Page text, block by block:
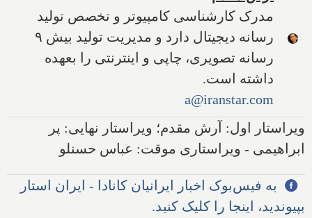
مدرک کارشناسی کامپیوتر و تخصص تولید
رسانه دیجیتال دارد و مدیریت تولید بیش ۹
رسانه تصویری، چاپی و اینترنتی را بعهده
داشته است.
a@iranstar.com
ویراستار اول: آرش مقدم؛ ویراستار نهایی: پر
ابراهیمی - ویراستاری موقت: عباس حسنلو
به فیس‌بوک اخبار ایرانیان کانادا - ایران استار
بپیوندید، اینجا را کلیک کنید.